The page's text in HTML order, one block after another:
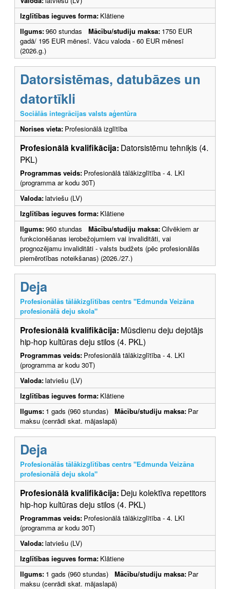
Izglītības ieguves forma: Klātiene
Ilgums:960 stundas Mācību/studiju maksa: 1750 EUR
gadā/ 195 EUR mēnesī. Vācu valoda - 60 EUR mēnesī
(2026.g.)
Datorsistēmas, datubāzes un
datortīkli
Sociālās integrācijas valsts aģentūra
Norises vieta: Profesionālā izglītība
Profesionālā kvalifikācija: Datorsistēmu tehniķis (4.
PKL)
Programmas veids: Profesionālā tālākizglītība - 4. LKI
(programma ar kodu 30T)
Valoda:latviešu (LV)
Izglītības ieguves forma: Klātiene
Ilgums:960 stundas Mācību/studiju maksa:Cilvēkiem ar
funkcionēšanas ierobežojumiem vai invaliditāti, vai
prognozējamu invaliditāti - valsts budžets (pēc profesionālās
piemērotības noteikšanas) (2026./27.)
Deja
Profesionālās tālākizglītības centrs "Edmunda Veizāna
profesionālā deju skola"
Profesionālā kvalifikācija: Mūsdienu deju dejotājs
hip-hop kultūras deju stilos (4. PKL)
Programmas veids: Profesionālā tālākizglītība - 4. LKI
(programma ar kodu 30T)
Valoda:latviešu (LV)
Izglītības ieguves forma: Klātiene
Ilgums: 1 gads (960 stundas) Mācību/studiju maksa: Par
maksu (cenrādi skat. mājaslapā)
Deja
Profesionālās tālākizglītības centrs "Edmunda Veizāna
profesionālā deju skola"
Profesionālā kvalifikācija: Deju kolektīva repetitors
hip-hop kultūras deju stilos (4. PKL)
Programmas veids: Profesionālā tālākizglītība - 4. LKI
(programma ar kodu 30T)
Valoda:latviešu (LV)
Izglītības ieguves forma: Klātiene
Ilgums: 1 gads (960 stundas) Mācību/studiju maksa: Par
maksu (cenrādi skat. mājaslapā)